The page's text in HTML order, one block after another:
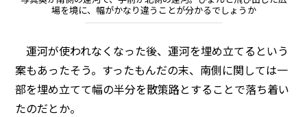
場を境に、幅がかなり違うことが分かるでしょうか
運河が使われなくなった後、運河を埋め立てるという
案もあったそう。すったもんだの末、南側に関しては一
部を埋め立てて幅の半分を散策路とすることで落ち着い
たのだとか。